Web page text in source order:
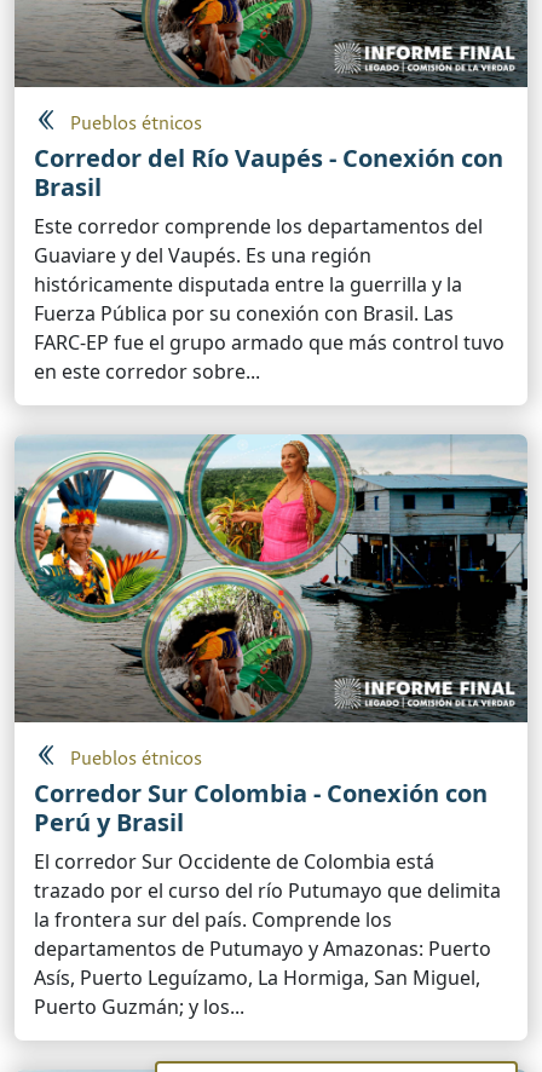
Pueblos étnicos
Corredor del Río Vaupés - Conexión con
Brasil
Este corredor comprende los departamentos del
Guaviare y del Vaupés. Es una región
históricamente disputada entre la guerrilla y la
Fuerza Pública por su conexión con Brasil. Las
FARC-EP fue el grupo armado que más control tuvo
en este corredor sobre...
Pueblos étnicos
Corredor Sur Colombia - Conexión con
Perú y Brasil
El corredor Sur Occidente de Colombia está
trazado por el curso del río Putumayo que delimita
la frontera sur del país. Comprende los
departamentos de Putumayo y Amazonas: Puerto
Asís, Puerto Leguízamo, La Hormiga, San Miguel,
Puerto Guzmán; y los...